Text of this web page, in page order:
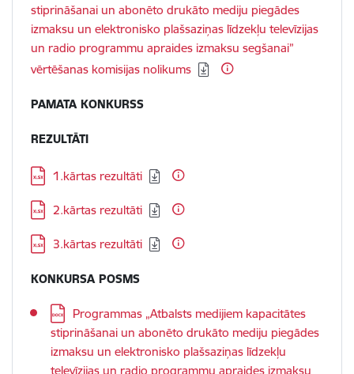
stiprināšanai un abonēto drukāto mediju piegādes
izmaksu un elektronisko plašsaziņas līdzekļu televīzijas
un radio programmu apraides izmaksu segšanai”
vērtēšanas komisijas nolikums
PAMATA KONKURSS
REZULTĀTI
Lejupielādēt:
1.kārtas rezultāti
Lejupielādēt:
2.kārtas rezultāti
Lejupielādēt:
3.kārtas rezultāti
KONKURSA POSMS
Lejupielādēt:
Programmas „Atbalsts medijiem kapacitātes
stiprināšanai un abonēto drukāto mediju piegādes
izmaksu un elektronisko plašsaziņas līdzekļu
televīzijas un radio programmu apraides izmaksu